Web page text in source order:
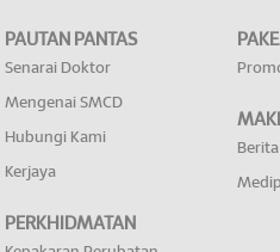
PAUTAN PANTAS
Senarai Doktor
Mengenai SMCD
Hubungi Kami
Kerjaya
PERKHIDMATAN